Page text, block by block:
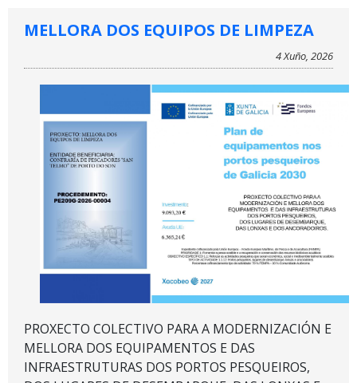
MELLORA DOS EQUIPOS DE LIMPEZA
4 Xuño, 2026
PROXECTO COLECTIVO PARA A MODERNIZACIÓN E
MELLORA DOS EQUIPAMENTOS E DAS
INFRAESTRUTURAS DOS PORTOS PESQUEIROS,